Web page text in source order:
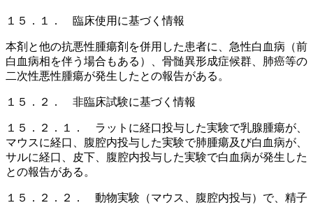
１５．１． 臨床使用に基づく情報
本剤と他の抗悪性腫瘍剤を併用した患者に、急性白血病（前
白血病相を伴う場合もある）、骨髄異形成症候群、肺癌等の
二次性悪性腫瘍が発生したとの報告がある。
１５．２． 非臨床試験に基づく情報
１５．２．１． ラットに経口投与した実験で乳腺腫瘍が、
マウスに経口、腹腔内投与した実験で肺腫瘍及び白血病が、
サルに経口、皮下、腹腔内投与した実験で白血病が発生した
との報告がある。
１５．２．２． 動物実験（マウス、腹腔内投与）で、精子